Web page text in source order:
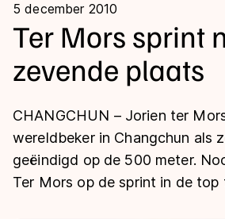
Kalender
Disciplines
Langebaan
Shorttrack
Inlineskaten
Uitslagen
Langebaan
Shorttrack
Tijden & historie
5 december 2010
Ter Mors sprint
zevende plaats
CHANGCHUN – Jorien ter
wereldbeker in Changchun als
geëindigd op de 500 meter.
Ter Mors op de sprint in de top